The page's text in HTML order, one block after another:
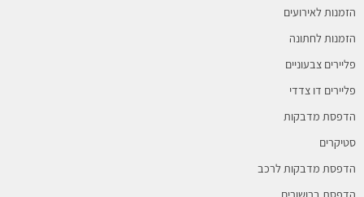
הזמנות לאירועים
הזמנות לחתונה
פליירים צבעוניים
פליירים דו צדדי
הדפסת מדבקות
סטיקרים
הדפסת מדבקות לרכב
הדפסת ברושורים